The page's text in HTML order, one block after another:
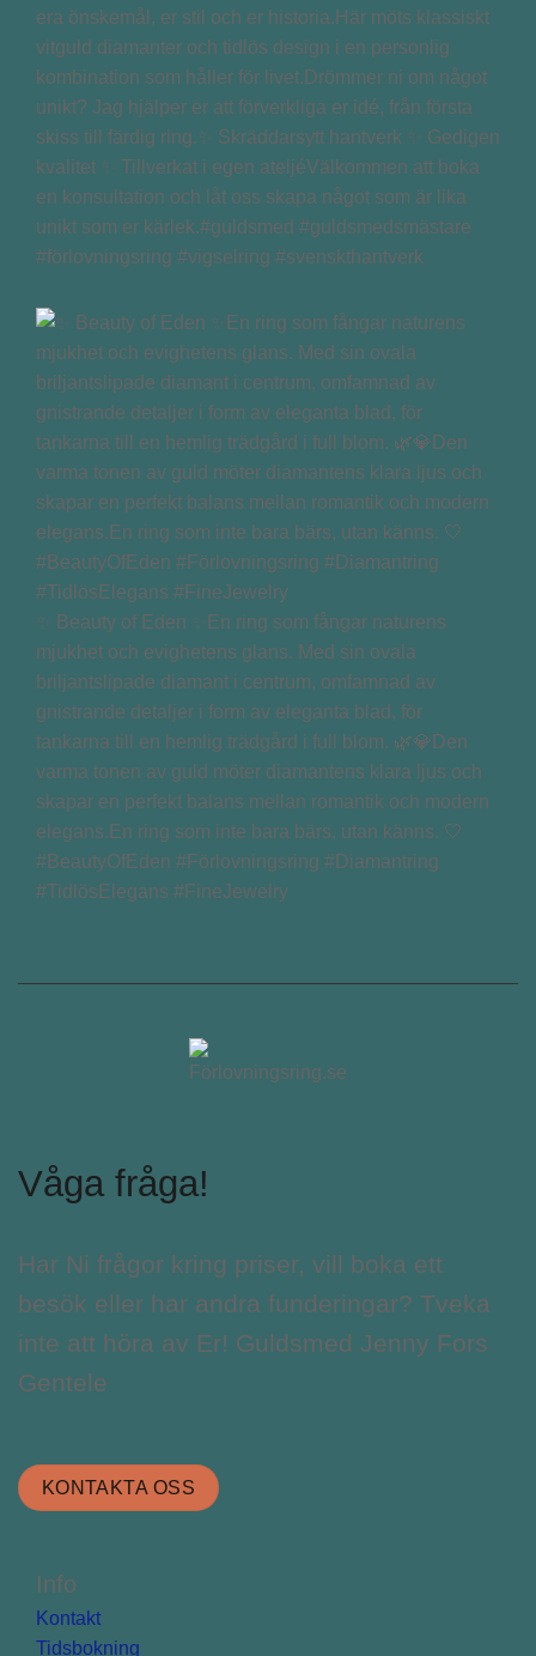
era önskemål, er stil och er historia.Här möts klassiskt
vitguld diamanter och tidlös design i en personlig
kombination som håller för livet.Drömmer ni om något
unikt? Jag hjälper er att förverkliga er idé, från första
skiss till färdig ring.✨ Skräddarsytt hantverk ✨ Gedigen
kvalitet ✨ Tillverkat i egen ateljéVälkommen att boka
en konsultation och låt oss skapa något som är lika
unikt som er kärlek.#guldsmed #guldsmedsmästare
#förlovningsring #vigselring #svenskthantverk
✨ Beauty of Eden ✨En ring som fångar naturens
mjukhet och evighetens glans. Med sin ovala
briljantslipade diamant i centrum, omfamnad av
gnistrande detaljer i form av eleganta blad, för
tankarna till en hemlig trädgård i full blom. 🌿💎Den
varma tonen av guld möter diamantens klara ljus och
skapar en perfekt balans mellan romantik och modern
elegans.En ring som inte bara bärs, utan känns. 🤍
#BeautyOfEden #Förlovningsring #Diamantring
#TidlösElegans #FineJewelry
Våga fråga!
Har Ni frågor kring priser, vill boka ett
besök eller har andra funderingar? Tveka
inte att höra av Er! Guldsmed Jenny Fors
Gentele
KONTAKTA OSS
Info
Kontakt
Tidsbokning